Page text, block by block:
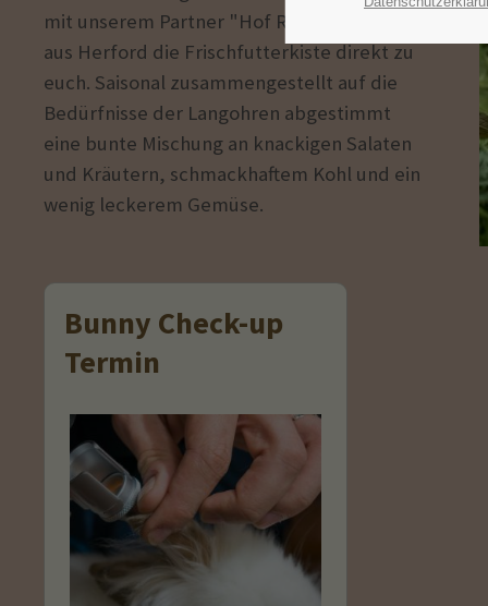
mit unserem Partner "Hof Reinkensmeyer"
aus Herford die Frischfutterkiste direkt zu
euch. Saisonal zusammengestellt auf die
Bedürfnisse der Langohren abgestimmt
eine bunte Mischung an knackigen Salaten
und Kräutern, schmackhaftem Kohl und ein
wenig leckerem Gemüse.
Bunny Check-up
Termin